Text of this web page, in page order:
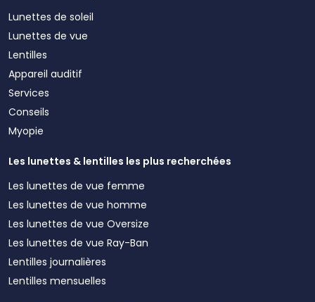
Lunettes de soleil
Lunettes de vue
Lentilles
Appareil auditif
Services
Conseils
Myopie
Les lunettes & lentilles les plus recherchées
Les lunettes de vue femme
Les lunettes de vue homme
Les lunettes de vue Oversize
Les lunettes de vue Ray-Ban
Lentilles journalières
Lentilles mensuelles